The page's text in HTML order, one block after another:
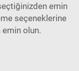
emin
seçeneklerine
olun.